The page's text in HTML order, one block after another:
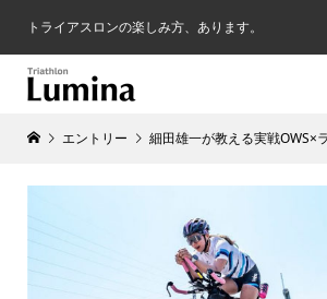
トライアスロンの楽しみ方、あります。
エントリー 細田雄一が教える実戦OWS×ラン1DAY